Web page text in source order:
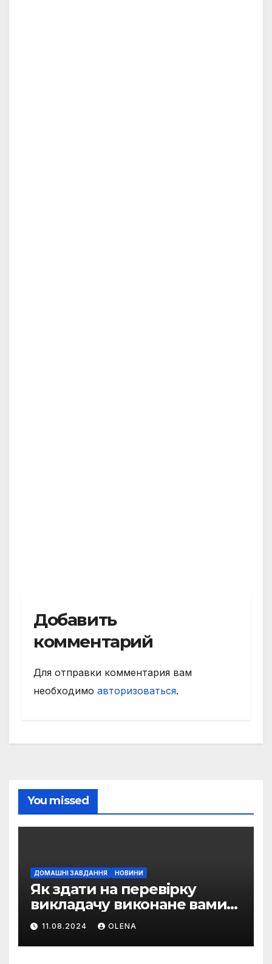
Добавить
комментарий
Для отправки комментария вам
необходимо авторизоваться.
You missed
ДОМАШНІ ЗАВДАННЯ НОВИНИ
Як здати на перевірку
викладачу виконане вами
домашнє завдання
11.08.2024 OLENA